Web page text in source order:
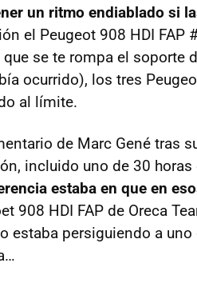
un ritmo endiablado si
el Peugeot 908 HDI FAP
que se te rompa el soporte
ocurrido), los tres
al límite.
de Marc Gené tras
incluido uno de 30
estaba en que en
908 HDI FAP de Oreca
estaba persiguiendo a